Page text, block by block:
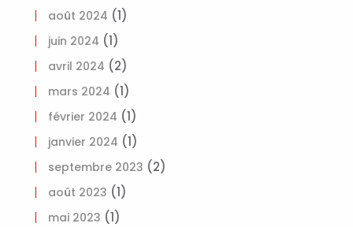
août 2024 (1)
juin 2024 (1)
avril 2024 (2)
mars 2024 (1)
février 2024 (1)
janvier 2024 (1)
septembre 2023 (2)
août 2023 (1)
mai 2023 (1)